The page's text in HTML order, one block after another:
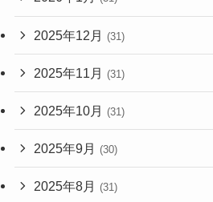
2025年12月 (31)
2025年11月 (31)
2025年10月 (31)
2025年9月 (30)
2025年8月 (31)